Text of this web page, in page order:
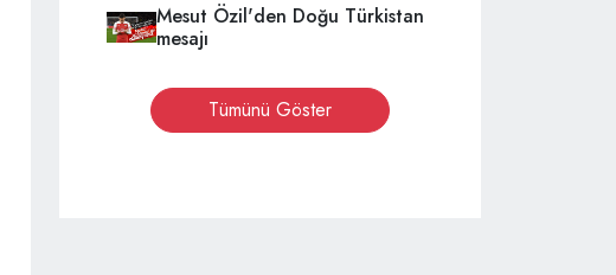
Mesut Özil'den Doğu Türkistan
mesajı
Tümünü Göster